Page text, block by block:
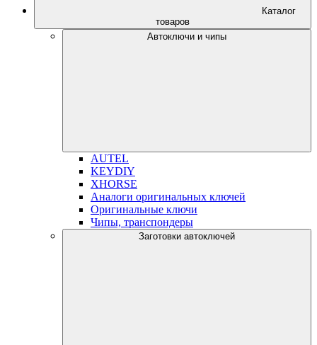
Каталог
товаров
Автоключи и чипы
AUTEL
KEYDIY
XHORSE
Аналоги оригинальных ключей
Оригинальные ключи
Чипы, транспондеры
Заготовки автоключей